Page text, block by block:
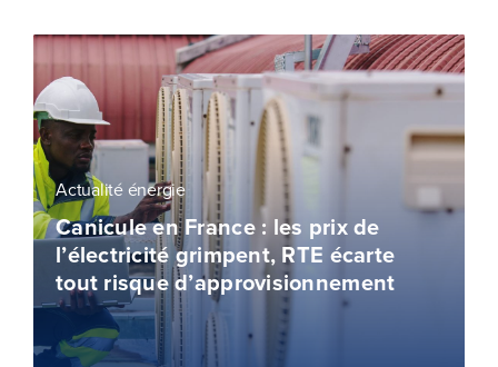
Actualité énergie
Canicule en France : les prix de
l’électricité grimpent, RTE écarte
tout risque d’approvisionnement